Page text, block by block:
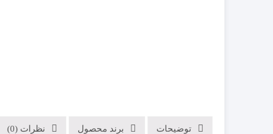
توضیحات برند محصول نظرات (0)